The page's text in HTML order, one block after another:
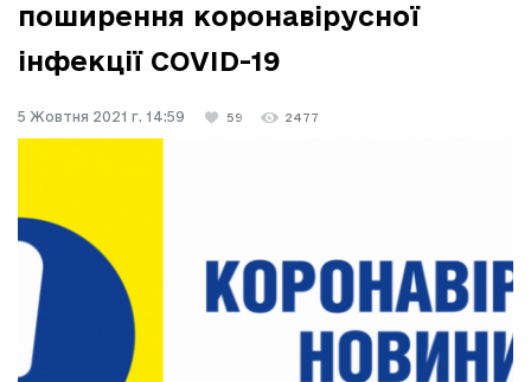
поширення коронавірусної
інфекції COVID-19
5 Жовтня 2021 г. 14:59 59 2477